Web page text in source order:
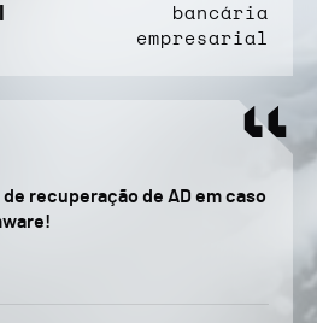
bancária
empresarial
recuperação de AD em caso